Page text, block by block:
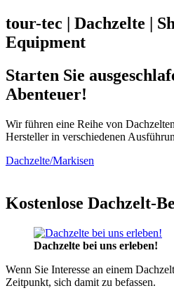
tour-tec | Dachzelte |
Equipment
Starten Sie
Abenteuer!
Wir führen eine Reihe von
Hersteller in verschiedenen
Dachzelte/Markisen
Kostenlose Dachzelt-
Dachzelte bei uns erleben!
Wenn Sie Interesse an einem
Zeitpunkt, sich damit zu befassen.